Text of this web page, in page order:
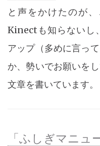
と声をかけたのが
Kinectも知らないし
アップ（多めに言っ
か、勢いでお願いを
文章を書いています。
「ふしぎマニュ